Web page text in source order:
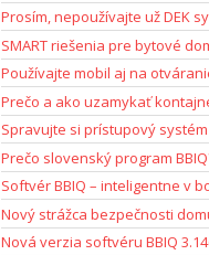
Prosím, nepoužívajte už DEK
SMART riešenia pre bytové
Používajte mobil aj na
Prečo a ako uzamykať
Spravujte si prístupový
Prečo slovenský program
Softvér BBIQ – inteligentne v
Nový strážca bezpečnosti
Nová verzia softvéru BBIQ